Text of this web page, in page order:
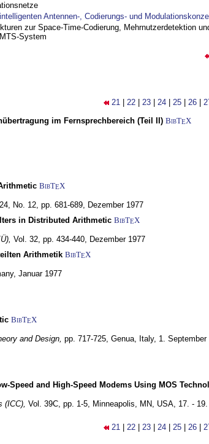
Antennen-, Codierungs- und
zur Space-Time-Codierung, Mehrnutzerdetektion
System
21 22 23 24 25 26
im Fernsprechbereich (Teil II) BibTEX
BibTEX
No. 12, pp. 681-689, Dezember 1977
in Distributed Arithmetic BibTEX
Vol. 32, pp. 434-440, Dezember 1977
Arithmetik BibTEX
Januar 1977
BibTEX
and Design, pp. 717-725, Genua, Italy, 1. September
Speed and High-Speed Modems Using MOS
(ICC), Vol. 39C, pp. 1-5, Minneapolis, MN, USA, 17. -
21 22 23 24 25 26